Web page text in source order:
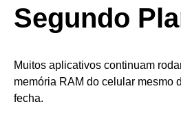
Segundo
Muitos aplicativos continuam
memória RAM do celular mesmo
fecha.